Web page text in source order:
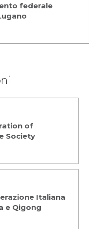
federale
of
Society
Italiana
e Qigong